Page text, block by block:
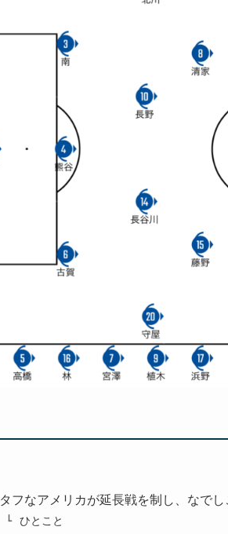
タフなアメリカが延長戦を制し、なで
ひとこと